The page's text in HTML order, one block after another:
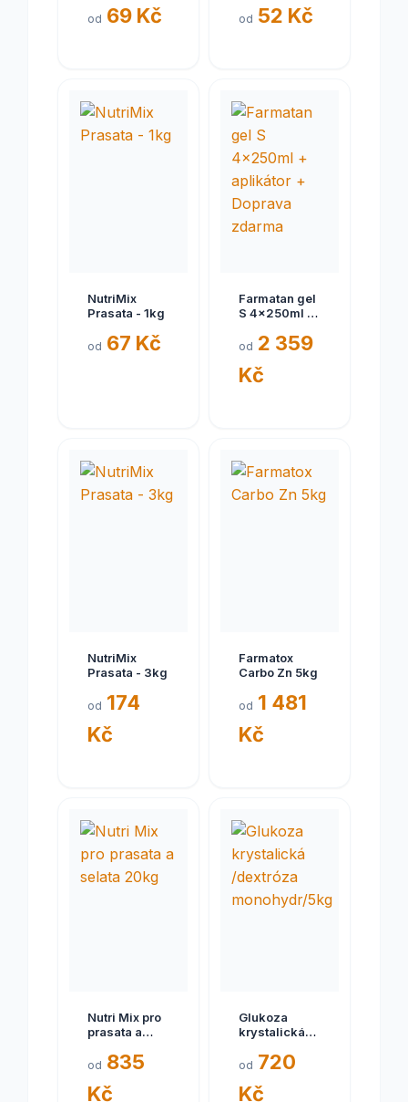
od 69 Kč od 52 Kč
NutriMix
Prasata - 1kg
od 67 Kč
Farmatan gel
S 4x250ml +
Doprava
od 2 359
Kč
NutriMix
Prasata - 3kg
od 174
Kč
Farmatox
Carbo Zn 5kg
od 1 481
Kč
Nutri Mix pro
prasata a
od 835
Kč
Glukoza
krystalická
monohydr/5kg
od 720
Kč